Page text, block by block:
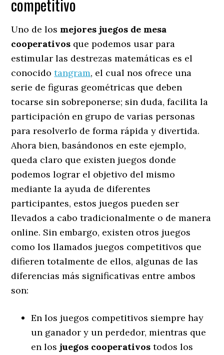
competitivo
Uno de los mejores juegos de mesa
cooperativos que podemos usar para
estimular las destrezas matemáticas es el
conocidotangram, el cual nos ofrece una
serie de figuras geométricas que deben
tocarse sin sobreponerse; sin duda, facilita la
participación en grupo de varias personas
para resolverlo de forma rápida y divertida.
Ahora bien, basándonos en este ejemplo,
queda claro que existen juegos donde
podemos lograr el objetivo del mismo
mediante la ayuda de diferentes
participantes, estos juegos pueden ser
llevados a cabo tradicionalmente o de manera
online. Sin embargo, existen otros juegos
como los llamados juegos competitivos que
difieren totalmente de ellos, algunas de las
diferencias más significativas entre ambos
son:
En los juegos competitivos siempre hay
un ganador y un perdedor, mientras que
en losjuegos cooperativos todos los